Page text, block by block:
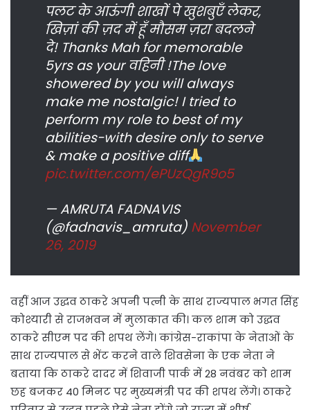
पलट के आऊंगी शाखों पे खुशबुएँ लेकर,
खिज़ां की ज़द में हूँ मौसम ज़रा बदलने
दे! Thanks Mah for memorable
5yrs as your वहिनी !The love
showered by you will always
make me nostalgic! I tried to
perform my role to best of my
abilities-with desire only to serve
& make a positive diff
pic.twitter.com/ePUzQgR9o5
— AMRUTA FADNAVIS
(@fadnavis_amruta) November
26, 2019
वहीं आज उद्धव ठाकरे अपनी पत्नी के साथ राज्यपाल भगत सिंह
कोश्यारी से राजभवन में मुलाकात की। कल शाम को उद्धव
ठाकरे सीएम पद की शपथ लेंगे। कांग्रेस-राकांपा के नेताओं के
साथ राज्यपाल से भेंट करने वाले शिवसेना के एक नेता ने
बताया कि ठाकरे दादर में शिवाजी पार्क में 28 नवंबर को शाम
छह बजकर 40 मिनट पर मुख्यमंत्री पद की शपथ लेंगे। ठाकरे